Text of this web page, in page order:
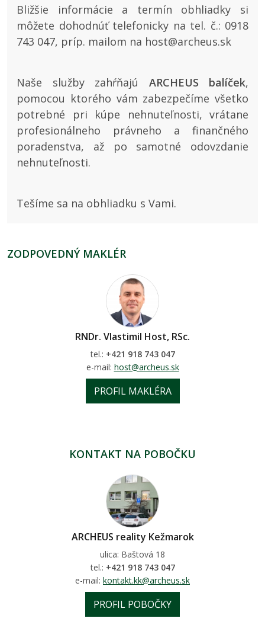
Bližšie informácie a termín obhliadky si
môžete dohodnúť telefonicky na tel. č.: 0918
743 047, príp. mailom na host@archeus.sk
Naše služby zahŕňajú ARCHEUS balíček,
pomocou ktorého vám zabezpečíme všetko
potrebné pri kúpe nehnuteľnosti, vrátane
profesionálneho právneho a finančného
poradenstva, až po samotné odovzdanie
nehnuteľnosti.
Tešíme sa na obhliadku s Vami.
ZODPOVEDNÝ MAKLÉR
RNDr. Vlastimil Host, RSc.
tel.: +421 918 743 047
e-mail: host@archeus.sk
PROFIL MAKLÉRA
KONTAKT NA POBOČKU
ARCHEUS reality Kežmarok
ulica: Baštová 18
tel.: +421 918 743 047
e-mail: kontakt.kk@archeus.sk
PROFIL POBOČKY